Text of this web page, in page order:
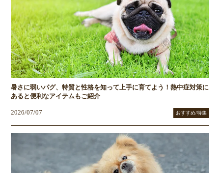
暑さに弱いパグ、特質と性格を知って上手に育てよう！熱中症対策に
あると便利なアイテムもご紹介
2026/07/07 おすすめ/特集